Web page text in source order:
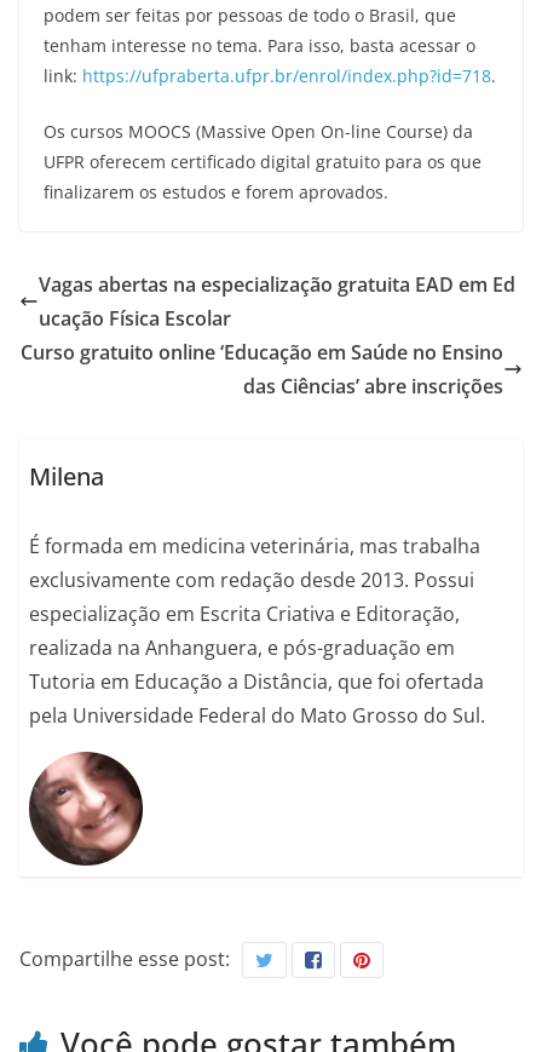
podem ser feitas por pessoas de todo o Brasil, que
tenham interesse no tema. Para isso, basta acessar o
link: https://ufpraberta.ufpr.br/enrol/index.php?id=718.
Os cursos MOOCS (Massive Open On-line Course) da
UFPR oferecem certificado digital gratuito para os que
finalizarem os estudos e forem aprovados.
Vagas abertas na especialização gratuita EAD em Ed
ucação Física Escolar
Curso gratuito online ‘Educação em Saúde no Ensino
das Ciências’ abre inscrições
Milena
É formada em medicina veterinária, mas trabalha
exclusivamente com redação desde 2013. Possui
especialização em Escrita Criativa e Editoração,
realizada na Anhanguera, e pós-graduação em
Tutoria em Educação a Distância, que foi ofertada
pela Universidade Federal do Mato Grosso do Sul.
Compartilhe esse post:
Você pode gostar também